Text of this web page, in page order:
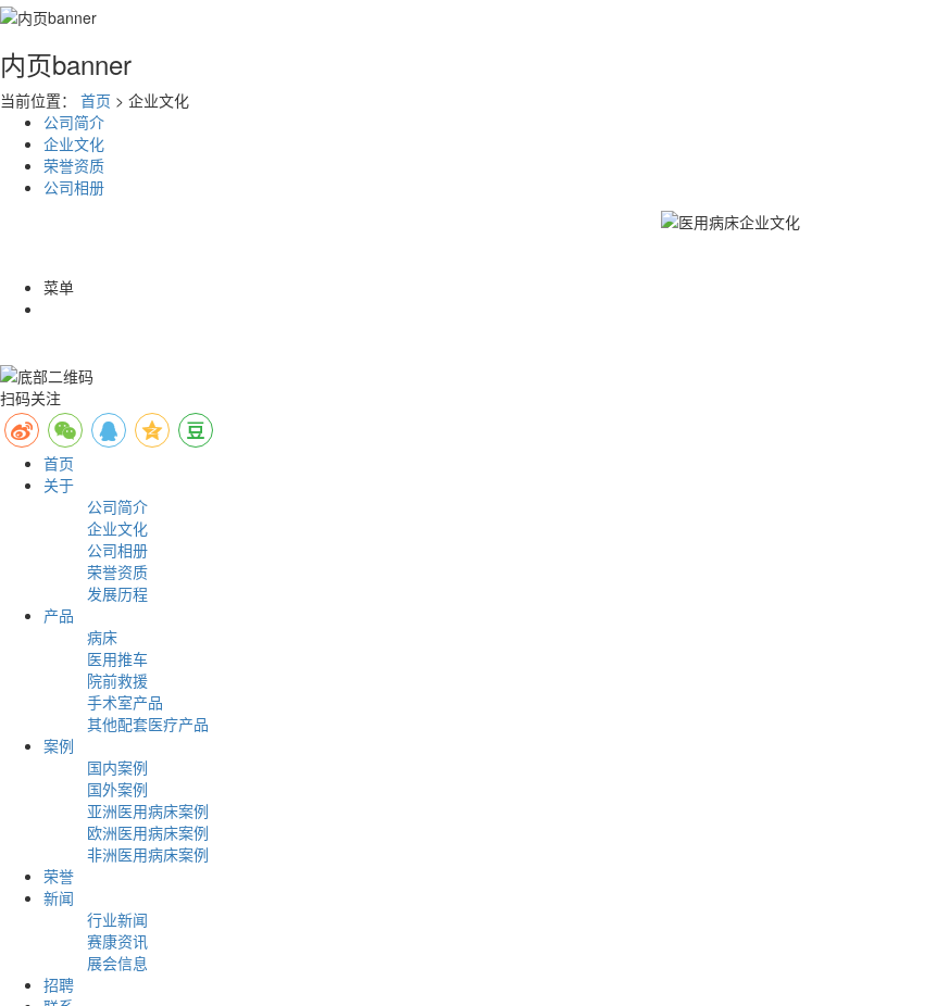
内页banner
当前位置： 首页 > 企业文化
公司简介
企业文化
荣誉资质
公司相册
菜单
扫码关注
首页
关于
公司简介
企业文化
公司相册
荣誉资质
发展历程
产品
病床
医用推车
院前救援
手术室产品
其他配套医疗产品
案例
国内案例
国外案例
亚洲医用病床案例
欧洲医用病床案例
非洲医用病床案例
荣誉
新闻
行业新闻
赛康资讯
展会信息
招聘